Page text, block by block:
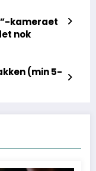
kameraet
nok
(min 5-